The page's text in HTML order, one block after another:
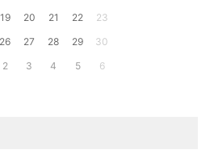
19 20 21 22
23
26 27 28 29
30
2 3 4 5 6